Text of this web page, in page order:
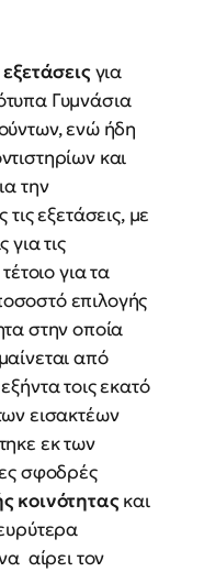
εξετάσειςγια
Γυμνάσια
ενώ ήδη
και
την
εξετάσεις, με
για τις
για τα
επιλογής
στην οποία
από
τοις εκατό
εισακτέων
εκ των
σφοδρές
κοινότηταςκαι
αίρει τον